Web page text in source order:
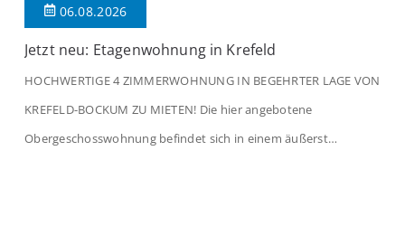
06.08.2026
Jetzt neu: Etagenwohnung in Krefeld
HOCHWERTIGE 4 ZIMMERWOHNUNG IN BEGEHRTER LAGE VON
KREFELD-BOCKUM ZU MIETEN! Die hier angebotene
Obergeschosswohnung befindet sich in einem äußerst